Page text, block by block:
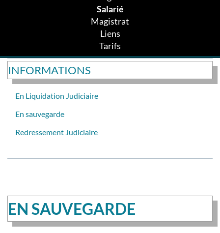
Salarié
Magistrat
Liens
Tarifs
INFORMATIONS
En Liquidation Judiciaire
En sauvegarde
Redressement Judiciaire
EN SAUVEGARDE